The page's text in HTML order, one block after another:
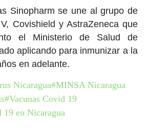
Sinopharm se une al grupo de
Covishield y AstraZeneca que
el Ministerio de Salud de
aplicando para inmunizar a la
en adelante.
Nicaragua#MINSA Nicaragua
#Vacunas Covid 19
19 en Nicaragua